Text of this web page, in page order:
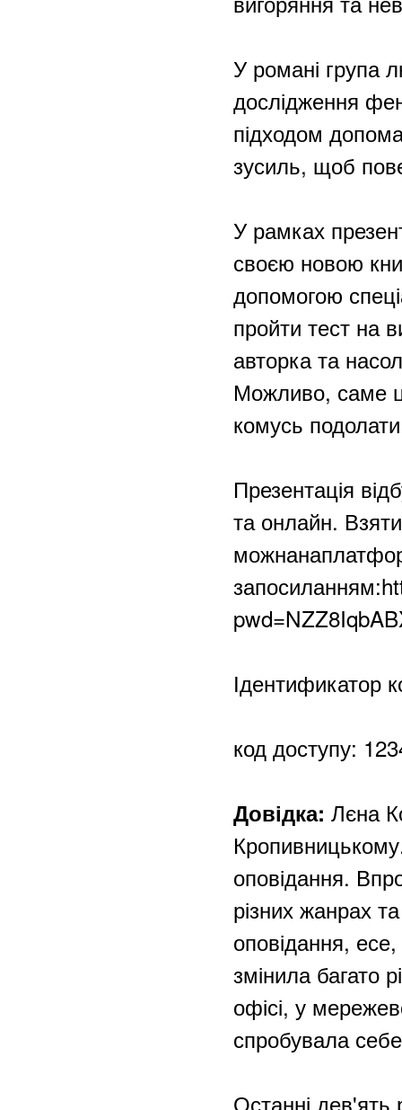
У романі група
дослідження
підходом
зусиль, щоб
У рамках
своєю новою
допомогою
пройти тест на
авторка та
Можливо, саме
комусь
Презентація
та онлайн.
Ідентификатор
код доступу:
Довідка: Лєна
оповідання.
різних жанрах
оповідання,
змінила багато
офісі, у
спробувала
Останні дев'ять